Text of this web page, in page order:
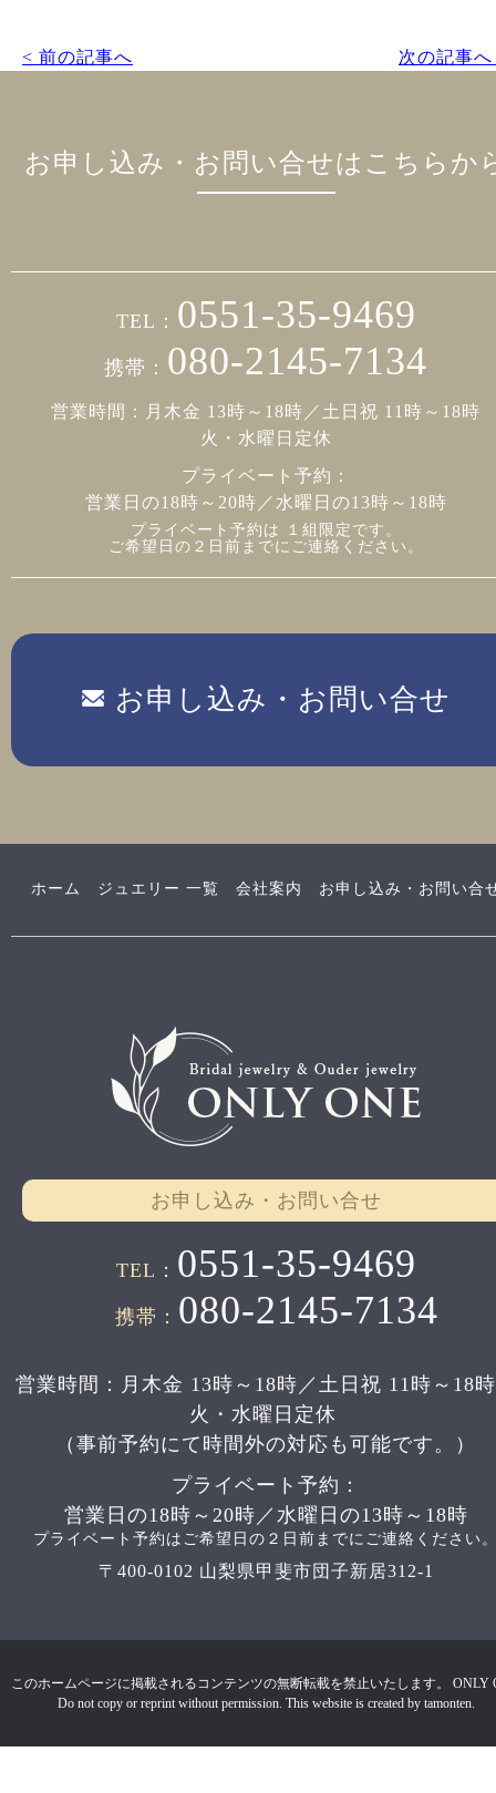
< 前の記事へ 次の記事
お申し込み・お問い合せはこちらか
TEL： 0551-35-9469
携帯： 080-2145-7134
営業時間：月木金 13時～18時／土日祝 11時～18時
火・水曜日定休
プライベート予約：
営業日の18時～20時／水曜日の13時～18時
プライベート予約は １組限定です。
ご希望日の２日前までにご連絡ください。
お申し込み・お問い合せ
ホーム ジュエリー 一覧 会社案内 お申し込み・お問い合
お申し込み・お問い合せ
TEL： 0551-35-9469
携帯： 080-2145-7134
営業時間：月木金 13時～18時／土日祝 11時～18
火・水曜日定休
（事前予約にて時間外の対応も可能です。）
プライベート予約：
営業日の18時～20時／水曜日の13時～18時
プライベート予約はご希望日の２日前までにご連絡ください
〒400-0102 山梨県甲斐市団子新居312-1
このホームページに掲載されるコンテンツの無断転載を禁止いたします。 ONLY
Do not copy or reprint without permission. This website is created by tamonten.